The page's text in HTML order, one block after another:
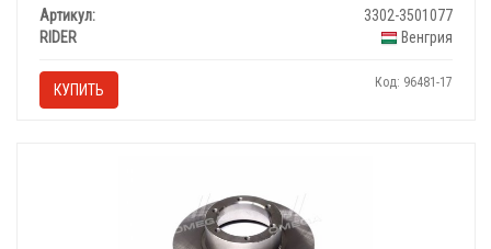
Артикул:
3302-3501077
RIDER
Венгрия
КУПИТЬ Код: 96481-17